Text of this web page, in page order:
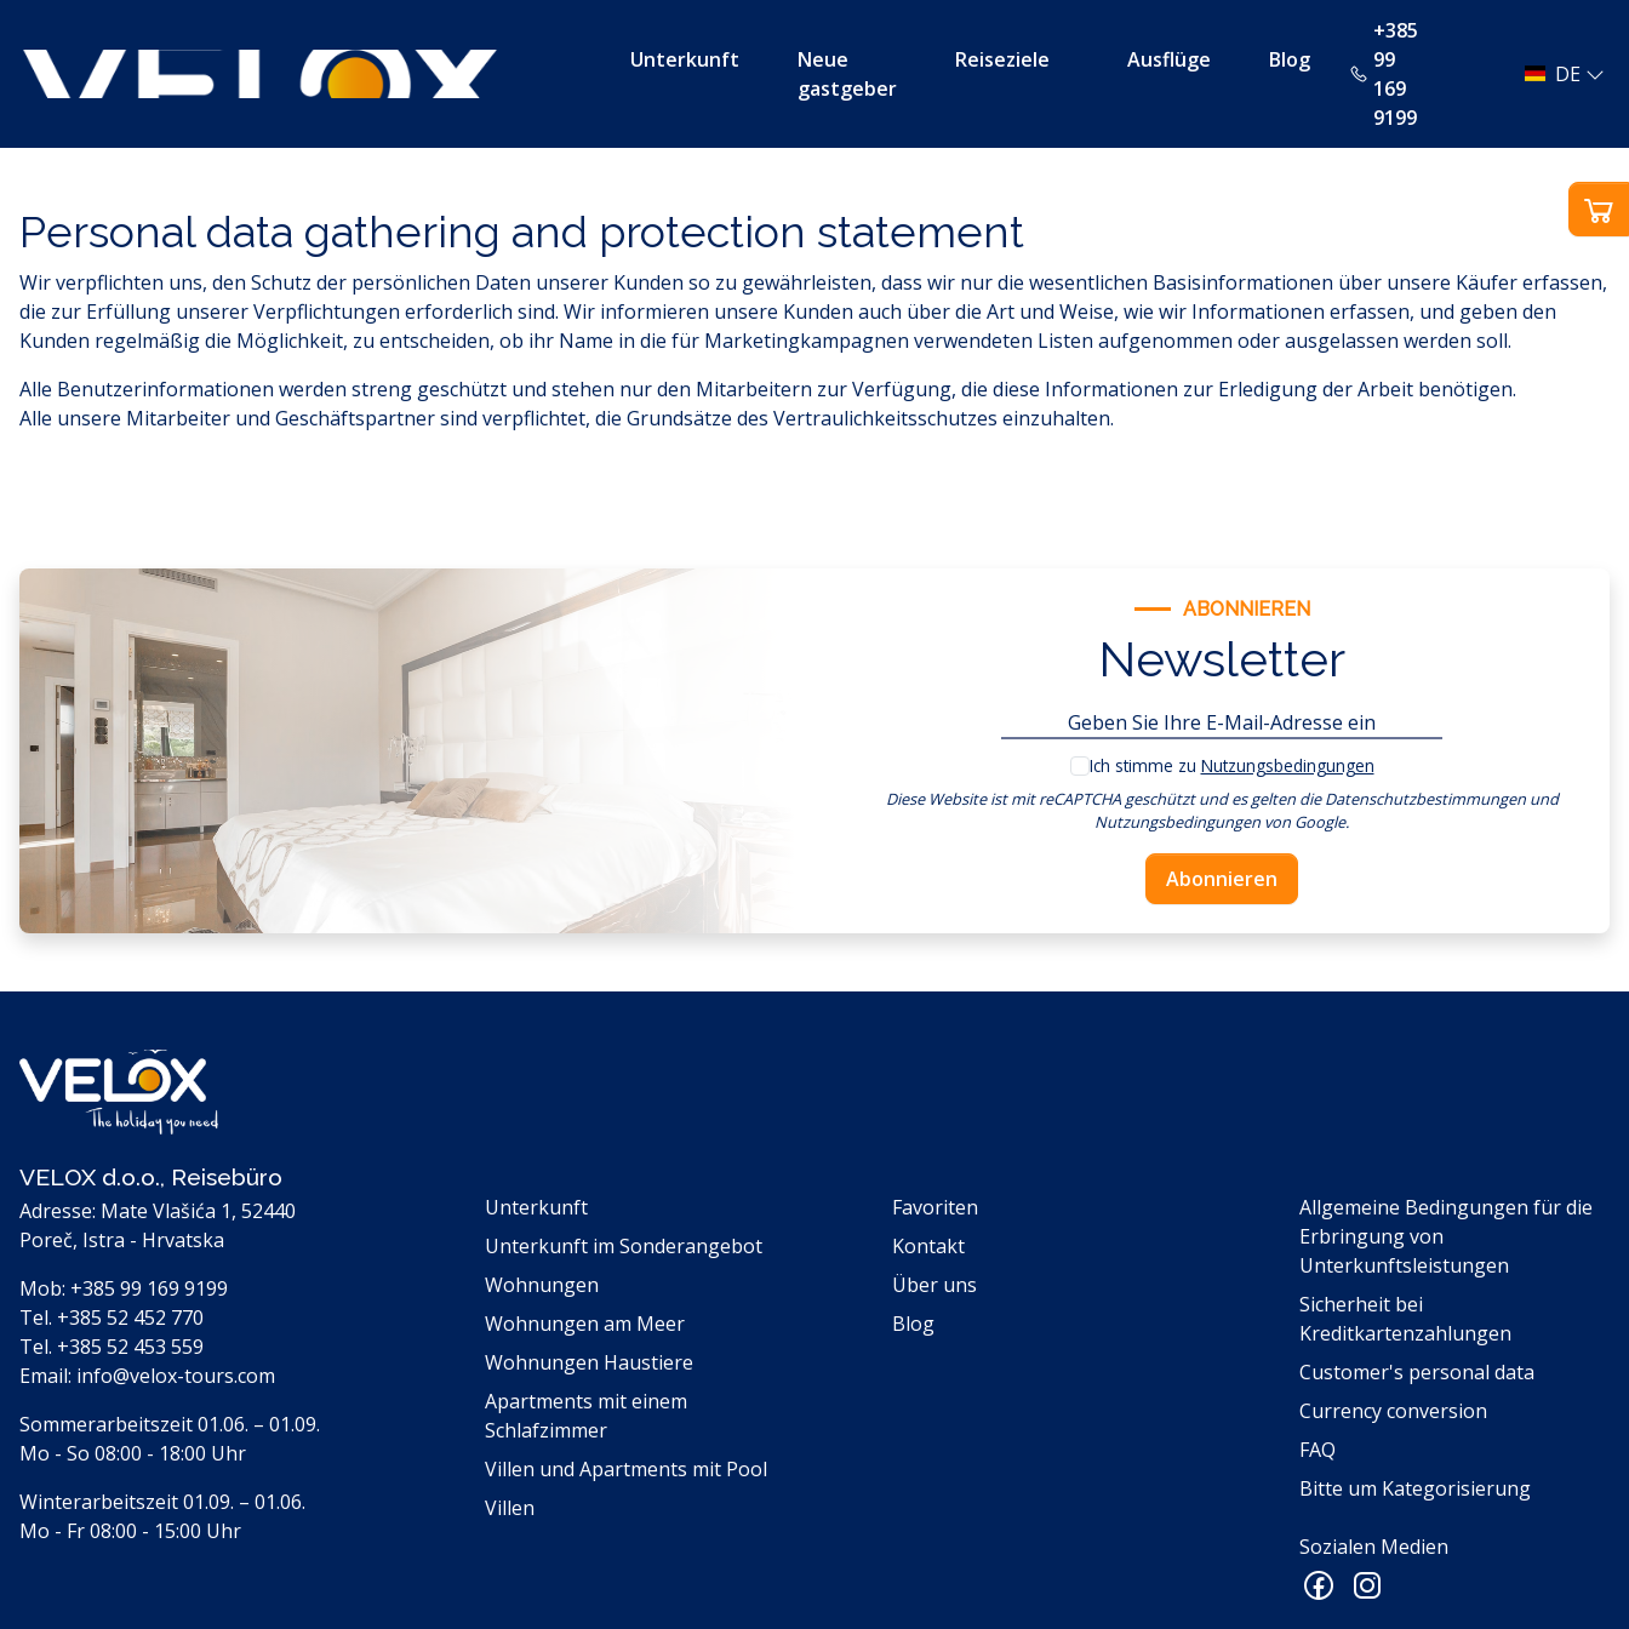
Unterkunft
Neue
gastgeber
Reiseziele Ausflüge Blog
+385
99
169
9199
DE
Personal data gathering and protection statement
Wir verpflichten uns, den Schutz der persönlichen Daten unserer Kunden so zu gewährleisten, dass wir nur die wesentlichen Basisinformationen über unsere Käufer erfassen,
die zur Erfüllung unserer Verpflichtungen erforderlich sind. Wir informieren unsere Kunden auch über die Art und Weise, wie wir Informationen erfassen, und geben den
Kunden regelmäßig die Möglichkeit, zu entscheiden, ob ihr Name in die für Marketingkampagnen verwendeten Listen aufgenommen oder ausgelassen werden soll.
Alle Benutzerinformationen werden streng geschützt und stehen nur den Mitarbeitern zur Verfügung, die diese Informationen zur Erledigung der Arbeit benötigen.
Alle unsere Mitarbeiter und Geschäftspartner sind verpflichtet, die Grundsätze des Vertraulichkeitsschutzes einzuhalten.
ABONNIEREN
Newsletter
Ich stimme zu Nutzungsbedingungen
Diese Website ist mit reCAPTCHA geschützt und es gelten die Datenschutzbestimmungenund
Nutzungsbedingungen von Google.
Abonnieren
VELOX d.o.o., Reisebüro
Adresse: Mate Vlašića 1, 52440
Poreč, Istra - Hrvatska
Mob: +385 99 169 9199
Tel. +385 52 452 770
Tel. +385 52 453 559
Email: info@velox-tours.com
Sommerarbeitszeit 01.06. – 01.09.
Mo - So 08:00 - 18:00 Uhr
Winterarbeitszeit 01.09. – 01.06.
Mo - Fr 08:00 - 15:00 Uhr
Unterkunft
Unterkunft im Sonderangebot
Wohnungen
Wohnungen am Meer
Wohnungen Haustiere
Apartments mit einem
Schlafzimmer
Villen und Apartments mit Pool
Villen
Favoriten
Kontakt
Über uns
Blog
Allgemeine Bedingungen für die
Erbringung von
Unterkunftsleistungen
Sicherheit bei
Kreditkartenzahlungen
Customer's personal data
Currency conversion
FAQ
Bitte um Kategorisierung
Sozialen Medien